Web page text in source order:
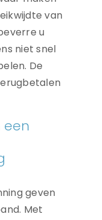
van
u
niet snel
De
geven
Met